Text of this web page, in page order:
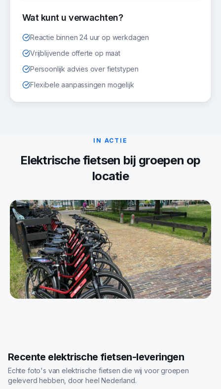
Wat kunt u verwachten?
Reactie binnen 24 uur op werkdagen
Vrijblijvende offerte op maat
Persoonlijk advies over fietstypen
Flexibele aanpassingen mogelijk
IN ACTIE
Elektrische fietsen bij groepen op
locatie
Recente elektrische fietsen-leveringen
Echte foto's van elektrische fietsen die wij voor groepen
geleverd hebben, door heel Nederland.